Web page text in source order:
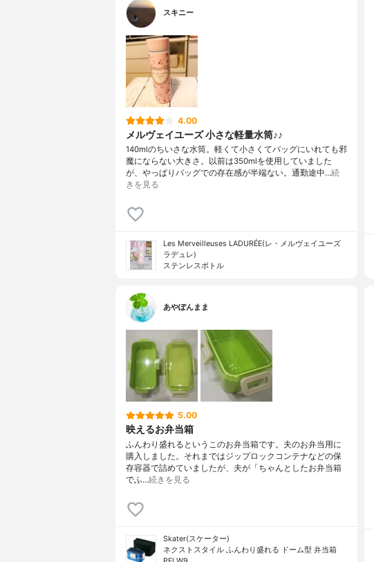
スキニー
4.00
メルヴェイユーズ 小さな軽量水筒♪♪
140mlのちいさな水筒。軽くて小さくてバッグにいれても邪
魔にならない大きさ。以前は350mlを使用していました
が、やっぱりバッグでの存在感が半端ない。通勤途中…続
きを見る
Les Merveilleuses LADURÉE(レ・メルヴェイユーズ
ラデュレ)
ステンレスボトル
あやぽんまま
5.00
映えるお弁当箱
ふんわり盛れるというこのお弁当箱です。夫のお弁当用に
購入しました。それまではジップロックコンテナなどの保
存容器で詰めていましたが、夫が「ちゃんとしたお弁当箱
でふ…続きを見る
Skater(スケーター)
ネクストスタイル ふんわり盛れる ドーム型 弁当箱